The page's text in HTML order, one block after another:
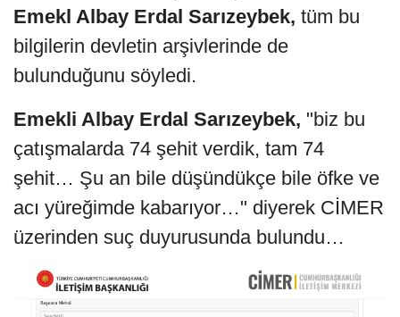
Emekl Albay Erdal Sarızeybek, tüm bu
bilgilerin devletin arşivlerinde de
bulunduğunu söyledi.
Emekli Albay Erdal Sarızeybek, "biz bu
çatışmalarda 74 şehit verdik, tam 74
şehit… Şu an bile düşündükçe bile öfke ve
acı yüreğimde kabarıyor…" diyerek CİMER
üzerinden suç duyurusunda bulundu…